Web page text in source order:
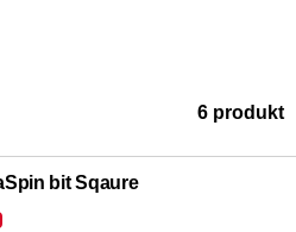
6 produkt
bit Sqaure